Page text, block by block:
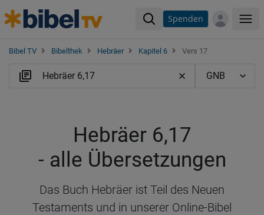
Spenden
Bibel TV Bibelthek Hebräer Kapitel 6 Vers 17
Hebräer 6,17
- alle Übersetzungen
Das Buch Hebräer ist Teil des Neuen
Testaments und in unserer Online-Bibel